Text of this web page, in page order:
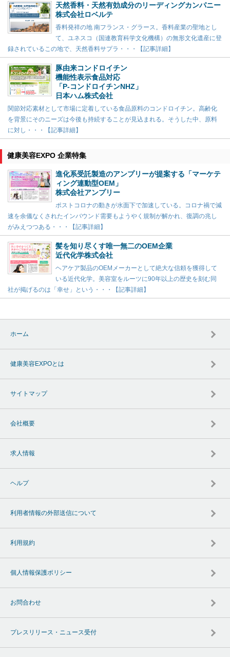
天然香料・天然有効成分のリーディングカンパニー
株式会社ロベルテ
香料発祥の地 南フランス・グラース。香料産業の聖地とし
て、ユネスコ（国連教育科学文化機構）の無形文化遺産に登
録されているこの地で、天然香料サプラ・・・【記事詳細】
豚由来コンドロイチン
機能性表示食品対応
「P-コンドロイチンNHZ」
日本ハム株式会社
関節対応素材として市場に定着している食品原料のコンドロイチン。高齢化
を背景にそのニーズは今後も持続することが見込まれる。そうした中、原料
に対し・・・【記事詳細】
健康美容EXPO 企業特集
進化系受託製造のアンプリーが提案する「マーケテ
ィング連動型OEM」
株式会社アンプリー
ポストコロナの動きが水面下で加速している。コロナ禍で減
速を余儀なくされたインバウンド需要もようやく規制が解かれ、復調の兆し
がみえつつある・・・【記事詳細】
髪を知り尽くす唯一無二のOEM企業
近代化学株式会社
ヘアケア製品のOEMメーカーとして絶大な信頼を獲得して
いる近代化学。美容室をルーツに90年以上の歴史を刻む同
社が掲げるのは「幸せ」という・・・【記事詳細】
ホーム
健康美容EXPOとは
サイトマップ
会社概要
求人情報
ヘルプ
利用者情報の外部送信について
利用規約
個人情報保護ポリシー
お問合わせ
プレスリリース・ニュース受付